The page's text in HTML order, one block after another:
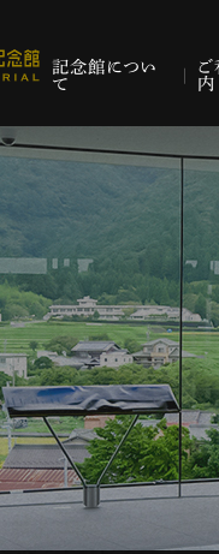
記念館につい
て
ご
内